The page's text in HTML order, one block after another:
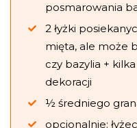
posmarowania
2 łyżki
mięta, ale może
czy bazylia +
dekoracji
½ średniego
opcjonalnie: